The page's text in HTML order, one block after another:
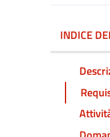
INDICE